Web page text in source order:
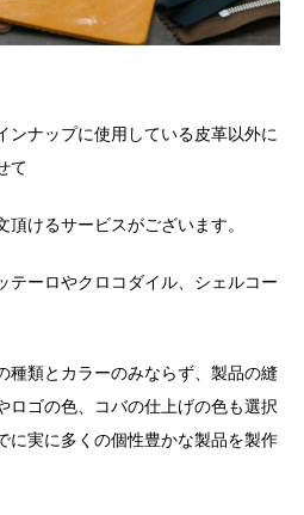
ンナップに使用している皮革以外に
て
けるサービスがございます。
テーロやクロコダイル、シェルコー
種類とカラーのみならず、製品の縫
ロゴの色、コバの仕上げの色も選択
に実に多くの個性豊かな製品を製作